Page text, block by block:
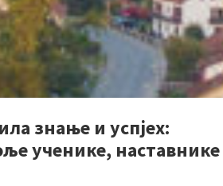
знање и успјех:
ученике, наставнике